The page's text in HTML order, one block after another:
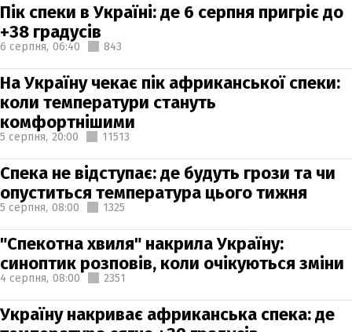
Пік спеки в Україні: де 6 серпня пригріє до
+38 градусів
6 серпня, 06:40 843
На Україну чекає пік африканської спеки:
коли температури стануть
комфортнішими
5 серпня, 20:00 11513
Спека не відступає: де будуть грози та чи
опуститься температура цього тижня
5 серпня, 08:00 1325
"Спекотна хвиля" накрила Україну:
синоптик розповів, коли очікуються зміни
4 серпня, 08:00 2351
Україну накриває африканська спека: де